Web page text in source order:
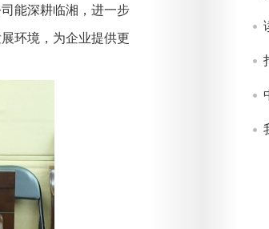
能深耕临湘，进一步
环境，为企业提供更